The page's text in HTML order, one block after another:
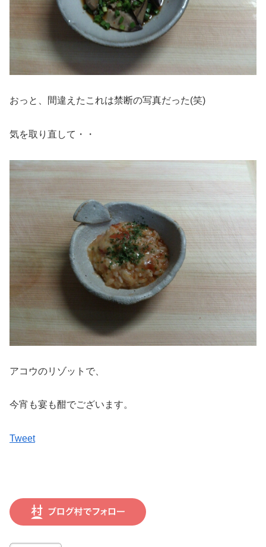
おっと、間違えたこれは禁断の写真だった(笑)
気を取り直して・・
アコウのリゾットで、
今宵も宴も酣でございます。
Tweet